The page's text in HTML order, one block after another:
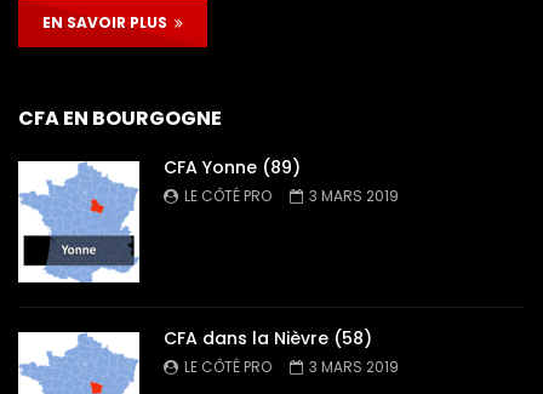
EN SAVOIR PLUS
CFA EN BOURGOGNE
CFA Yonne (89)
LE CÔTÉ PRO 3 MARS 2019
CFA dans la Nièvre (58)
LE CÔTÉ PRO 3 MARS 2019